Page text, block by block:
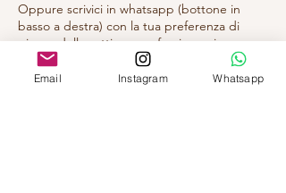
Oppure scrivici in whatsapp (bottone in
basso a destra) con la tua preferenza di
giorno della settimana e fascia oraria
Email Instagram Whatsapp